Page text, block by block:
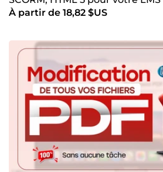
À partir de 18,82 $US